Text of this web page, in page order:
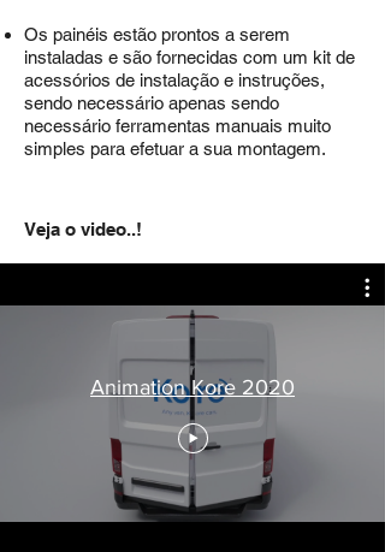
Os painéis estão prontos a serem
instaladas e são fornecidas com um kit de
acessórios de instalação e instruções,
sendo necessário apenas sendo
necessário ferramentas manuais muito
simples para efetuar a sua montagem.
Veja o video..!
Animation Kore 2020